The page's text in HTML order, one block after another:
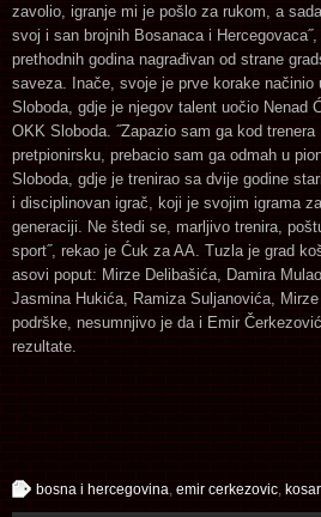
zavolio, igranje mi je pošlo za rukom, a
svoj i san brojnih Bosanaca i
prethodnih godina nagrađivan od strane
saveza. Inače, svoje je prve korake načinio
Sloboda, gdje je njegov talent uočio Nenad
OKK Sloboda. ˝Zapazio sam ga kod
pretpionirsku, prebacio sam ga odmah u
Sloboda, gdje je trenirao sa dvije godine
i disciplinovan igrač, koji je svojim igrama
generaciji. Ne štedi se, marljivo trenira,
sport˝, rekao je Ćuk za AA. Tuzla je grad
asovi poput: Mirze Delibašića, Damira
Jasmina Hukića, Ramiza Suljanovića,
podrške, nesumnjivo je da i Emir
rezultate.
bosna i hercegovina emir cerkezovic